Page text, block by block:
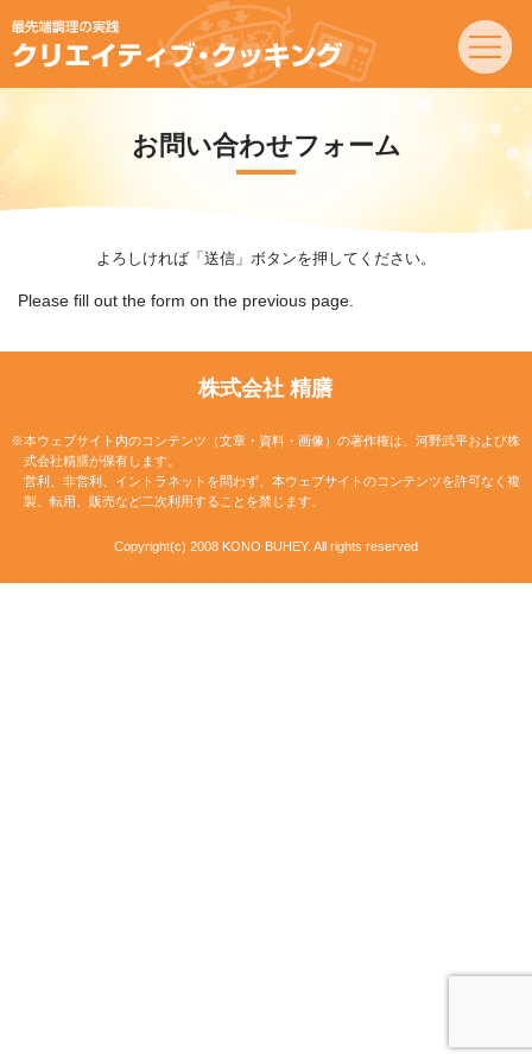
お問い合わせフォーム
よろしければ「送信」ボタンを押してください。
Please fill out the form on the previous page.
株式会社 精膳
※本ウェブサイト内のコンテンツ（文章・資料・画像）の著作権は、河野武平および株
式会社精膳が保有します。
営利、非営利、イントラネットを問わず、本ウェブサイトのコンテンツを許可なく複
製、転用、販売など二次利用することを禁じます。
Copyright(c) 2008 KONO BUHEY. All rights reserved